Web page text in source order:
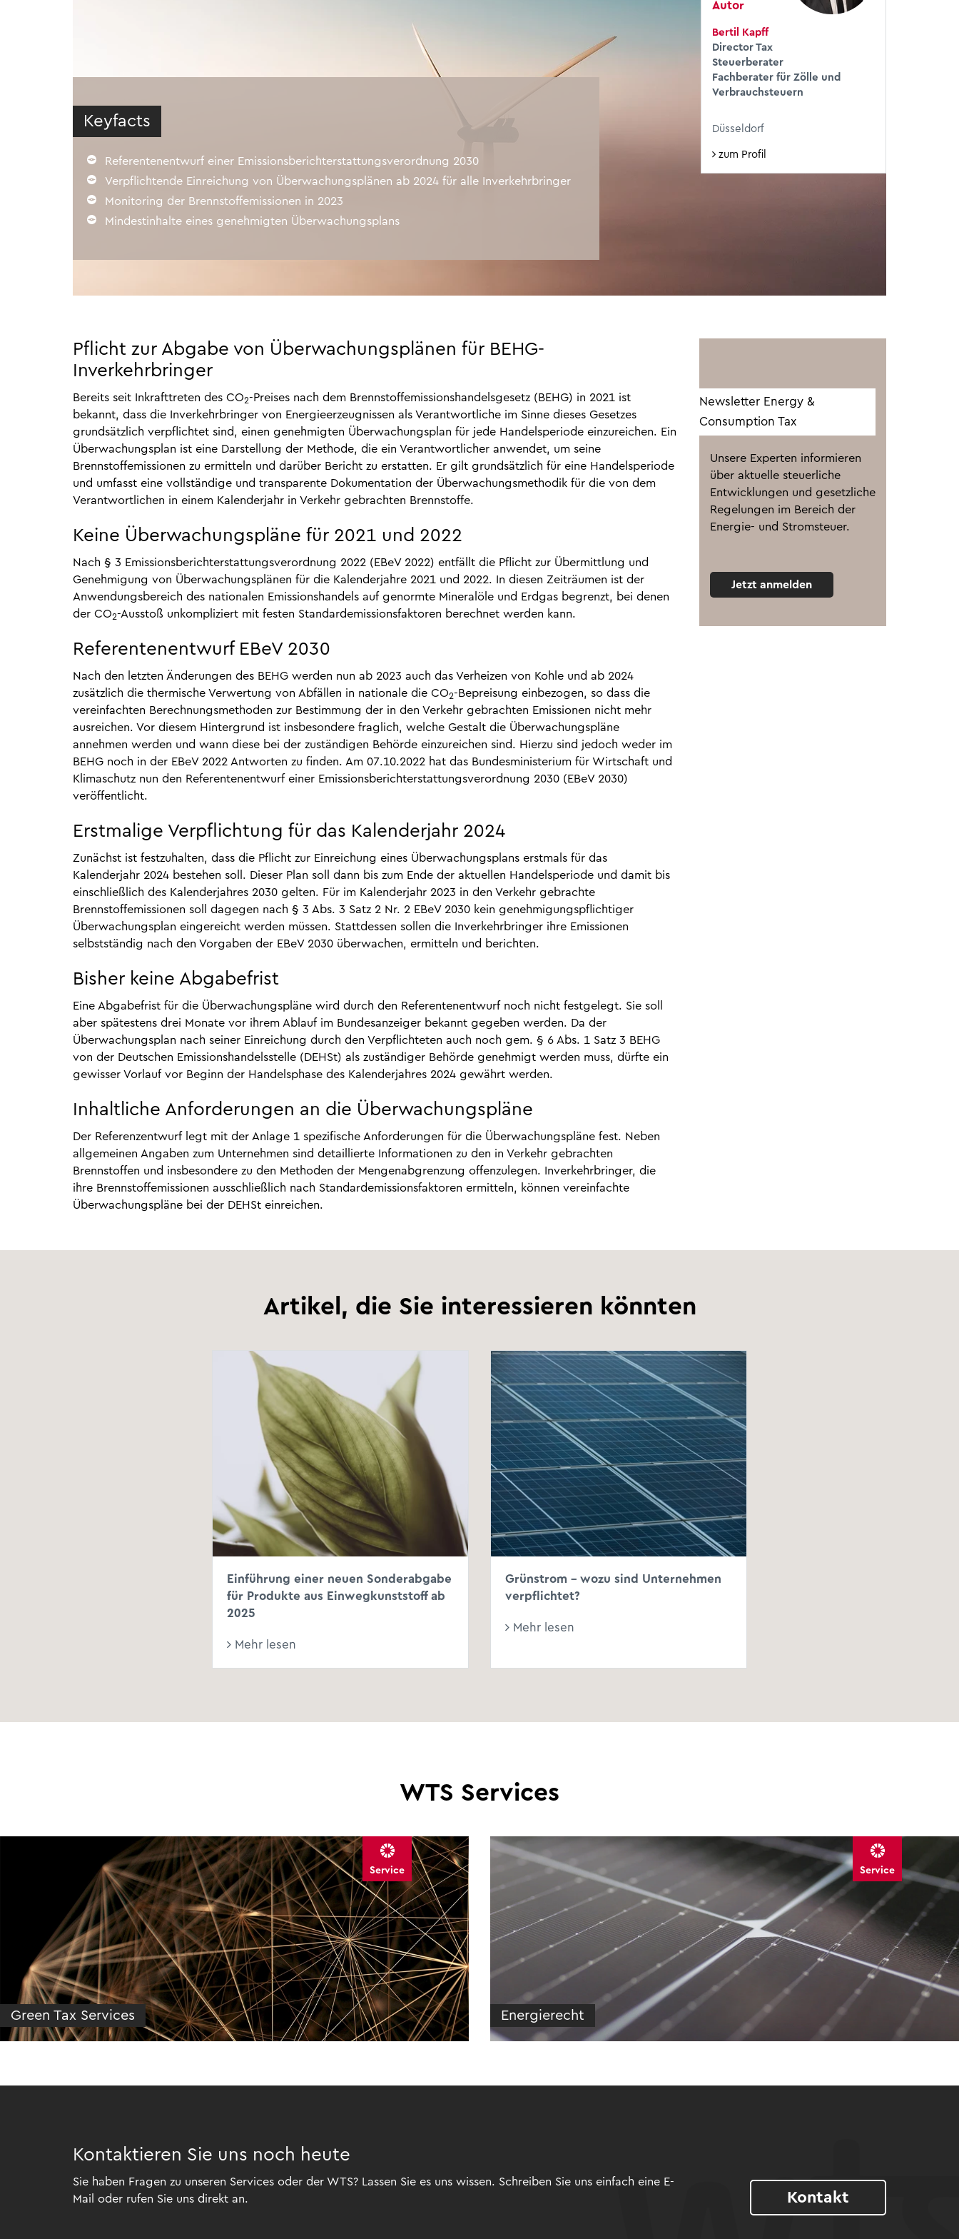
Alle Services
Die KI-gestützte Plattform für alle
Steuerthemen.
Mehr erfahren
Hier lesen
besonders macht
Mehr lesen
Keyfacts
Referentenentwurf einer Emissionsberichterstattungsverordnung 2030
Verpflichtende Einreichung von Überwachungsplänen ab 2024 für alle Inverkehrbringer
Monitoring der Brennstoffemissionen in 2023
Mindestinhalte eines genehmigten Überwachungsplans
Autor
Bertil Kapff
Director Tax
Steuerberater
Fachberater für Zölle und
Verbrauchsteuern
Düsseldorf
zum Profil
Pflicht zur Abgabe von Überwachungsplänen für BEHG-
Inverkehrbringer
Bereits seit Inkrafttreten des CO2-Preises nach dem Brennstoffemissionshandelsgesetz (BEHG) in 2021 ist
bekannt, dass die Inverkehrbringer von Energieerzeugnissen als Verantwortliche im Sinne dieses Gesetzes
grundsätzlich verpflichtet sind, einen genehmigten Überwachungsplan für jede Handelsperiode einzureichen. Ein
Überwachungsplan ist eine Darstellung der Methode, die ein Verantwortlicher anwendet, um seine
Brennstoffemissionen zu ermitteln und darüber Bericht zu erstatten. Er gilt grundsätzlich für eine Handelsperiode
und umfasst eine vollständige und transparente Dokumentation der Überwachungsmethodik für die von dem
Verantwortlichen in einem Kalenderjahr in Verkehr gebrachten Brennstoffe.
Keine Überwachungspläne für 2021 und 2022
Nach § 3 Emissionsberichterstattungsverordnung 2022 (EBeV 2022) entfällt die Pflicht zur Übermittlung und
Genehmigung von Überwachungsplänen für die Kalenderjahre 2021 und 2022. In diesen Zeiträumen ist der
Anwendungsbereich des nationalen Emissionshandels auf genormte Mineralöle und Erdgas begrenzt, bei denen
der CO2-Ausstoß unkompliziert mit festen Standardemissionsfaktoren berechnet werden kann.
Referentenentwurf EBeV 2030
Nach den letzten Änderungen des BEHG werden nun ab 2023 auch das Verheizen von Kohle und ab 2024
zusätzlich die thermische Verwertung von Abfällen in nationale die CO2-Bepreisung einbezogen, so dass die
vereinfachten Berechnungsmethoden zur Bestimmung der in den Verkehr gebrachten Emissionen nicht mehr
ausreichen. Vor diesem Hintergrund ist insbesondere fraglich, welche Gestalt die Überwachungspläne
annehmen werden und wann diese bei der zuständigen Behörde einzureichen sind. Hierzu sind jedoch weder im
BEHG noch in der EBeV 2022 Antworten zu finden. Am 07.10.2022 hat das Bundesministerium für Wirtschaft und
Klimaschutz nun den Referentenentwurf einer Emissionsberichterstattungsverordnung 2030 (EBeV 2030)
veröffentlicht.
Erstmalige Verpflichtung für das Kalenderjahr 2024
Zunächst ist festzuhalten, dass die Pflicht zur Einreichung eines Überwachungsplans erstmals für das
Kalenderjahr 2024 bestehen soll. Dieser Plan soll dann bis zum Ende der aktuellen Handelsperiode und damit bis
einschließlich des Kalenderjahres 2030 gelten. Für im Kalenderjahr 2023 in den Verkehr gebrachte
Brennstoffemissionen soll dagegen nach § 3 Abs. 3 Satz 2 Nr. 2 EBeV 2030 kein genehmigungspflichtiger
Überwachungsplan eingereicht werden müssen. Stattdessen sollen die Inverkehrbringer ihre Emissionen
selbstständig nach den Vorgaben der EBeV 2030 überwachen, ermitteln und berichten.
Bisher keine Abgabefrist
Eine Abgabefrist für die Überwachungspläne wird durch den Referentenentwurf noch nicht festgelegt. Sie soll
aber spätestens drei Monate vor ihrem Ablauf im Bundesanzeiger bekannt gegeben werden. Da der
Überwachungsplan nach seiner Einreichung durch den Verpflichteten auch noch gem. § 6 Abs. 1 Satz 3 BEHG
von der Deutschen Emissionshandelsstelle (DEHSt) als zuständiger Behörde genehmigt werden muss, dürfte ein
gewisser Vorlauf vor Beginn der Handelsphase des Kalenderjahres 2024 gewährt werden.
Inhaltliche Anforderungen an die Überwachungspläne
Der Referenzentwurf legt mit der Anlage 1 spezifische Anforderungen für die Überwachungspläne fest. Neben
allgemeinen Angaben zum Unternehmen sind detaillierte Informationen zu den in Verkehr gebrachten
Brennstoffen und insbesondere zu den Methoden der Mengenabgrenzung offenzulegen. Inverkehrbringer, die
ihre Brennstoffemissionen ausschließlich nach Standardemissionsfaktoren ermitteln, können vereinfachte
Überwachungspläne bei der DEHSt einreichen.
Newsletter Energy &
Consumption Tax
Unsere Experten informieren
über aktuelle steuerliche
Entwicklungen und gesetzliche
Regelungen im Bereich der
Energie- und Stromsteuer.
Jetzt anmelden
Artikel, die Sie interessieren könnten
Einführung einer neuen Sonderabgabe
für Produkte aus Einwegkunststoff ab
2025
Mehr lesen
Grünstrom - wozu sind Unternehmen
verpflichtet?
Mehr lesen
WTS Services
Service
Green Tax Services
Service
Energierecht
Kontaktieren Sie uns noch heute
Sie haben Fragen zu unseren Services oder der WTS? Lassen Sie es uns wissen. Schreiben Sie uns einfach eine E-
Mail oder rufen Sie uns direkt an.
Kontakt